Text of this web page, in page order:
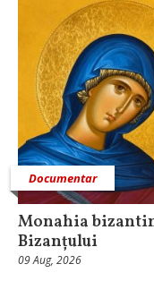
Documentar
Monahia
Bizanțului
09 Aug, 2026